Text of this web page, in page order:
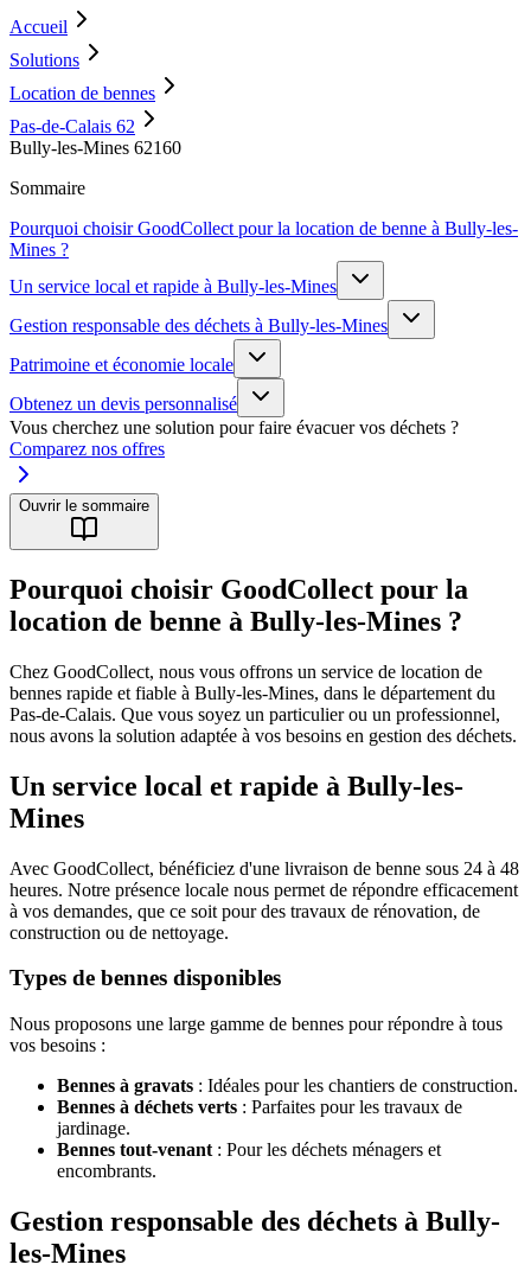
Accueil
Solutions
Location de bennes
Pas-de-Calais 62
Bully-les-Mines 62160
Sommaire
Pourquoi choisir GoodCollect pour la location de benne à Bully-les-
Mines ?
Un service local et rapide à Bully-les-Mines
Gestion responsable des déchets à Bully-les-Mines
Patrimoine et économie locale
Obtenez un devis personnalisé
Vous cherchez une solution pour faire évacuer vos déchets ?
Comparez nos offres
Ouvrir le sommaire
Pourquoi choisir GoodCollect pour la
location de benne à Bully-les-Mines ?
Chez GoodCollect, nous vous offrons un service de location de
bennes rapide et fiable à Bully-les-Mines, dans le département du
Pas-de-Calais. Que vous soyez un particulier ou un professionnel,
nous avons la solution adaptée à vos besoins en gestion des déchets.
Un service local et rapide à Bully-les-
Mines
Avec GoodCollect, bénéficiez d'une livraison de benne sous 24 à 48
heures. Notre présence locale nous permet de répondre efficacement
à vos demandes, que ce soit pour des travaux de rénovation, de
construction ou de nettoyage.
Types de bennes disponibles
Nous proposons une large gamme de bennes pour répondre à tous
vos besoins :
Bennes à gravats : Idéales pour les chantiers de construction.
Bennes à déchets verts : Parfaites pour les travaux de
jardinage.
Bennes tout-venant : Pour les déchets ménagers et
encombrants.
Gestion responsable des déchets à Bully-
les-Mines